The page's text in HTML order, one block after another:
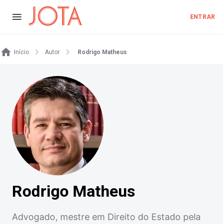
ENTRAR
Início Autor Rodrigo Matheus
Rodrigo Matheus
Advogado, mestre em Direito do Estado pela